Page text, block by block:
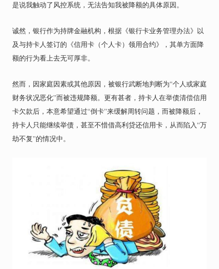
是说我触动了风控系统，无法告知我被降额的具体原因。
诚然，银行作为持牌金融机构，根据《银行卡业务管理办法》以
及与持卡人签订的《信用卡（个人卡）领用合约》，其单方面降
额的行为看上去无可厚非。
然而，因家庭因素或其他原因，被银行武断地判断为“个人或家庭
财务状况恶化”而被违规降额。更有甚者，持卡人在举债清偿信用
卡欠款后，本意希望通过“倒卡”来缓解周转问题，而被降额后，
持卡人只能继续举债，甚至不惜借高利贷还信用卡，从而陷入“万
劫不复”的情况中。